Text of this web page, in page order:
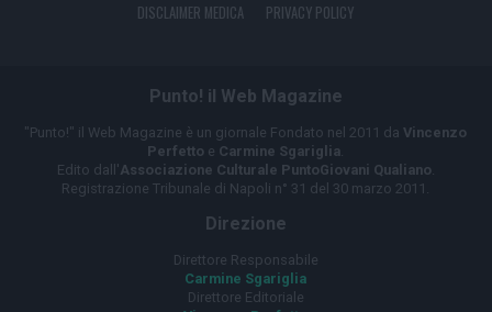
DISCLAIMER MEDICA PRIVACY POLICY
Punto! il Web Magazine
"Punto!" il Web Magazine è un giornale Fondato nel 2011 da Vincenzo
Perfetto e Carmine Sgariglia
Edito dall'Associazione Culturale PuntoGiovani Qualiano
Registrazione Tribunale di Napoli n° 31 del 30 marzo 2011.
Direzione
Direttore Responsabile
Carmine Sgariglia
Direttore Editoriale